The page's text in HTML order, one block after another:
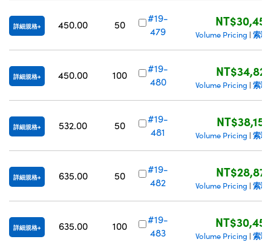
詳細規格 450.00 50
#19-
479
Volume Pricing | 索取
詳細規格 450.00 100
#19-
480
Volume Pricing | 索取
詳細規格 532.00 50
#19-
481
NT$38,150
Volume Pricing | 索取
詳細規格 635.00 50
#19-
482
Volume Pricing | 索取
詳細規格 635.00 100
#19-
483
Volume Pricing | 索取